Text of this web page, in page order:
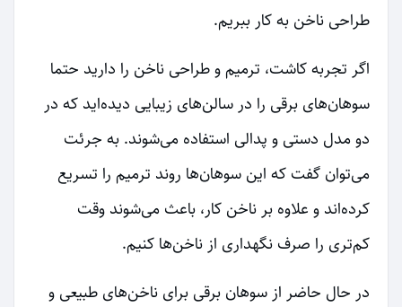
طراحی ناخن به کار ببریم.
اگر تجربه کاشت، ترمیم و طراحی ناخن را دارید حتما
سوهان‌های برقی را در سالن‌های زیبایی دیده‌اید که در
دو مدل دستی و پدالی استفاده می‌شوند. به جرئت
می‌توان گفت که این سوهان‌ها روند ترمیم را تسریع
کرده‌اند و علاوه بر ناخن کار، باعث می‌شوند وقت
کم‌تری را صرف نگهداری از ناخن‌ها کنیم.
در حال حاضر از سوهان برقی برای ناخن‌های طبیعی و